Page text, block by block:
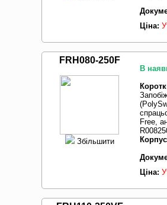
Ціна:
FRH080-250F
Збільшити
В
Free,
Ціна: